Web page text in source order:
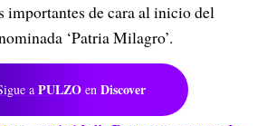
importantes de cara al inicio del
‘Patria Milagro’.
a PULZO en Discover